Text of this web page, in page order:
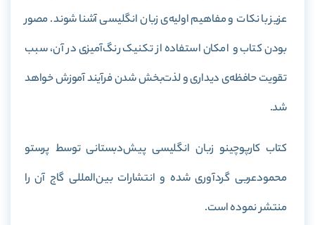
عزیز با نکات و مفاهیم اولیه‌ی زبان انگلیسی آشنا شوند. مصور
بودن کتاب و امکان استفاده از تکنیک رنگ‌آمیزی در آن، سبب
تقویت حافظه‌ی دیداری و لذت‌بخش شدن فرآیند آموزش خواهد
شد.
کتاب کارپوچینو زبان انگلیسی پیش‌دبستانی توسط پرستو
محمودعربی گردآوری شده و انتشارات بین‌المللی گاج آن را
منتشر نموده است.